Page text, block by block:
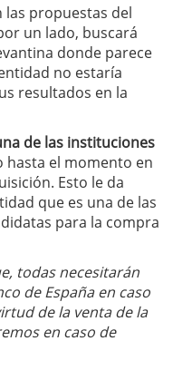
las propuestas del
un lado, buscará
donde parece
no estaría
resultados en la
de las instituciones
hasta el momento en
Esto le da
que es una de las
para la compra
todas necesitarán
de España en caso
de la venta de la
en caso de